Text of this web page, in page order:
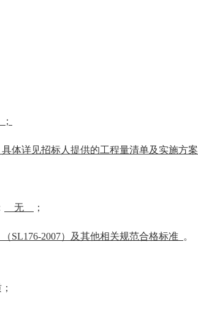
体详见招标人提供的工程量清单及实施方案
无 ；
SL176-2007） 及其他相关规范合格标准 。